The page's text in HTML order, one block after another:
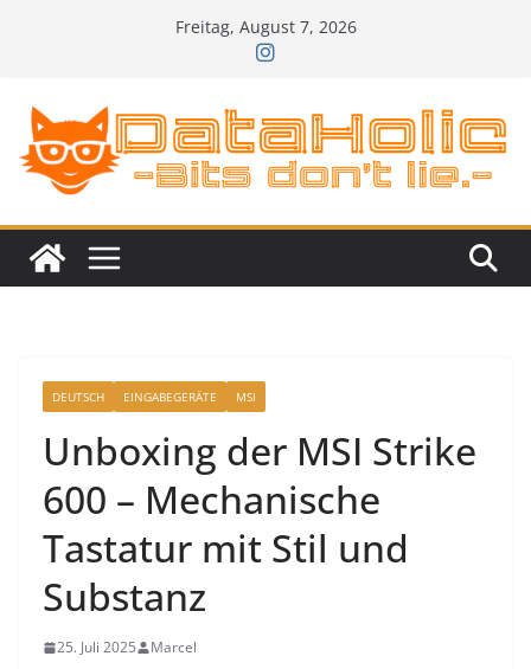
Freitag, August 7, 2026
DEUTSCH EINGABEGERÄTE MSI
Unboxing der MSI Strike
600 – Mechanische
Tastatur mit Stil und
Substanz
25. Juli 2025 Marcel